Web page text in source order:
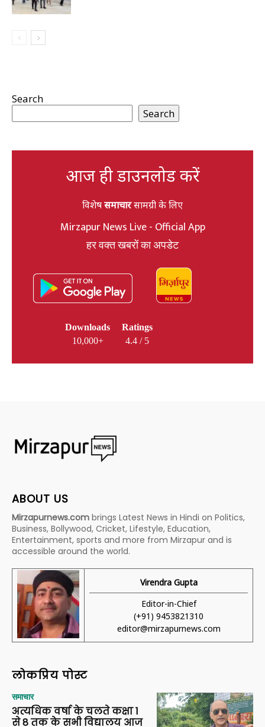
Search
Search
आज ही डाउनलोड करें
विशेषसमाचारसामग्री के लिए
Mirzapur News Live - Official App
हर वक्त खबरों का अपडेट
Downloads
10,000+
Ratings
4.4 / 5
ABOUT US
Mirzapurnews.com brings Latest News in Hindi on Politics,
Business, Bollywood, Cricket, Lifestyle, Education,
Entertainment, sports and more from Mirzapur and is
accessible around the world.
Virendra Gupta
Editor-in-Chief
(+91) 9453821310
editor@mirzapurnews.com
लोकप्रिय पोस्ट
समाचार
अत्यधिक वर्षा के चलते कक्षा 1
से 8 तक के सभी विद्यालय आज